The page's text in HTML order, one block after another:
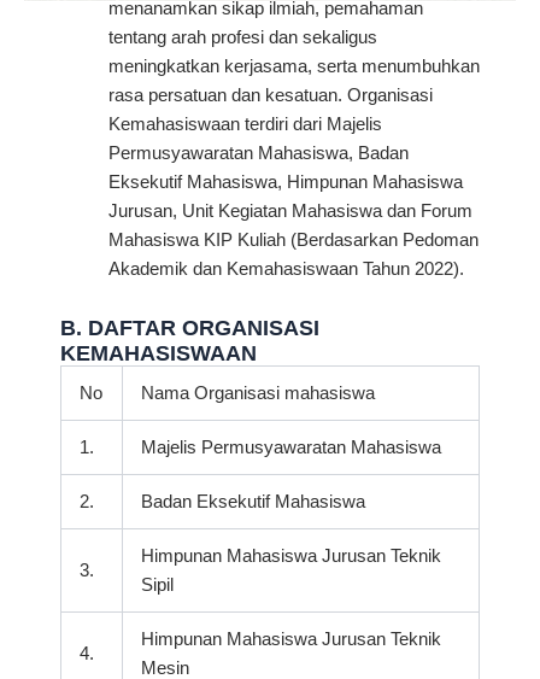
menanamkan sikap ilmiah, pemahaman
tentang arah profesi dan sekaligus
meningkatkan kerjasama, serta menumbuhkan
rasa persatuan dan kesatuan. Organisasi
Kemahasiswaan terdiri dari Majelis
Permusyawaratan Mahasiswa, Badan
Eksekutif Mahasiswa, Himpunan Mahasiswa
Jurusan, Unit Kegiatan Mahasiswa dan Forum
Mahasiswa KIP Kuliah (Berdasarkan Pedoman
Akademik dan Kemahasiswaan Tahun 2022).
B. DAFTAR ORGANISASI
KEMAHASISWAAN
No Nama Organisasi mahasiswa
1. Majelis Permusyawaratan Mahasiswa
2. Badan Eksekutif Mahasiswa
3.
Himpunan Mahasiswa Jurusan Teknik
Sipil
4.
Himpunan Mahasiswa Jurusan Teknik
Mesin